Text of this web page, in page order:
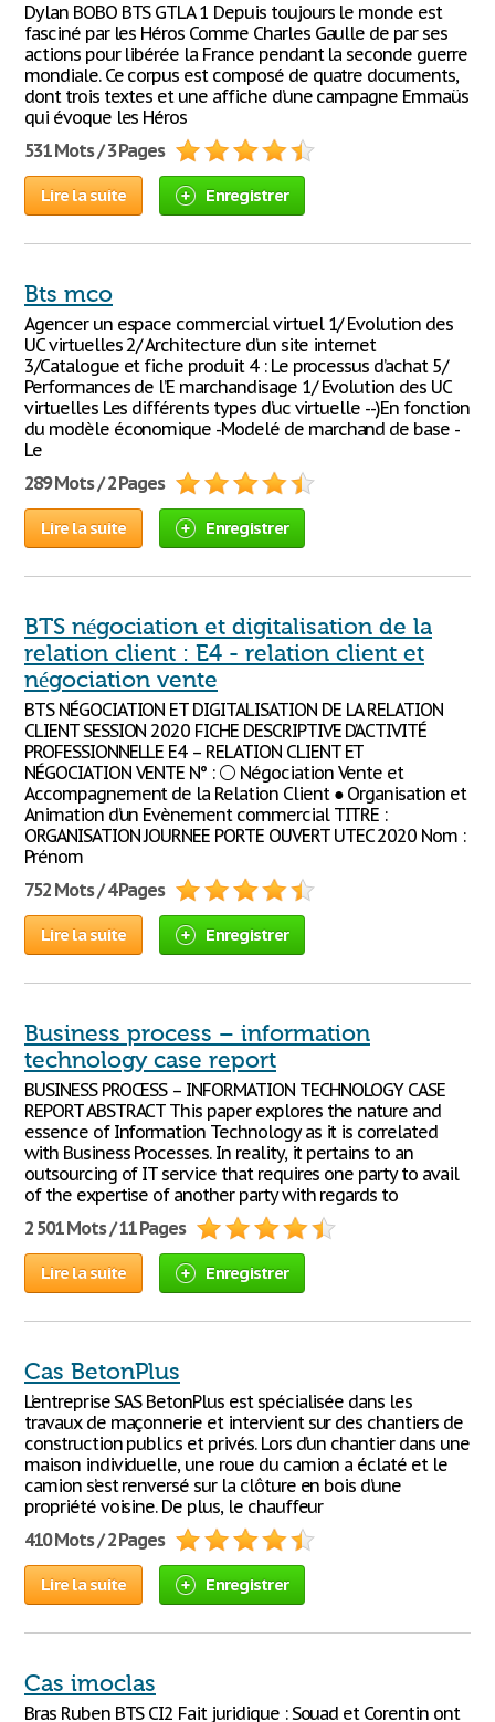
Dylan BOBO BTS GTLA 1 Depuis toujours le monde est
fasciné par les Héros Comme Charles Gaulle de par ses
actions pour libérée la France pendant la seconde guerre
mondiale. Ce corpus est composé de quatre documents,
dont trois textes et une affiche d’une campagne Emmaüs
qui évoque les Héros
531 Mots / 3 Pages
Lire la suite Enregistrer
Bts mco
Agencer un espace commercial virtuel 1/ Evolution des
UC virtuelles 2/ Architecture d’un site internet
3/Catalogue et fiche produit 4 : Le processus d’achat 5/
Performances de l’E marchandisage 1/ Evolution des UC
virtuelles Les différents types d’uc virtuelle --)En fonction
du modèle économique -Modelé de marchand de base -
Le
289 Mots / 2 Pages
Lire la suite Enregistrer
BTS négociation et digitalisation de la
relation client : E4 - relation client et
négociation vente
BTS NÉGOCIATION ET DIGITALISATION DE LA RELATION
CLIENT SESSION 2020 FICHE DESCRIPTIVE D’ACTIVITÉ
PROFESSIONNELLE E4 – RELATION CLIENT ET
NÉGOCIATION VENTE N° : ⚪ Négociation Vente et
Accompagnement de la Relation Client ● Organisation et
Animation d’un Evènement commercial TITRE :
ORGANISATION JOURNEE PORTE OUVERT UTEC 2020 Nom :
Prénom
752 Mots / 4 Pages
Lire la suite Enregistrer
Business process – information
technology case report
BUSINESS PROCESS – INFORMATION TECHNOLOGY CASE
REPORT ABSTRACT This paper explores the nature and
essence of Information Technology as it is correlated
with Business Processes. In reality, it pertains to an
outsourcing of IT service that requires one party to avail
of the expertise of another party with regards to
2 501 Mots / 11 Pages
Lire la suite Enregistrer
Cas BetonPlus
L’entreprise SAS BetonPlus est spécialisée dans les
travaux de maçonnerie et intervient sur des chantiers de
construction publics et privés. Lors d’un chantier dans une
maison individuelle, une roue du camion a éclaté et le
camion s’est renversé sur la clôture en bois d’une
propriété voisine. De plus, le chauffeur
410 Mots / 2 Pages
Lire la suite Enregistrer
Cas imoclas
Bras Ruben BTS CI2 Fait juridique : Souad et Corentin ont